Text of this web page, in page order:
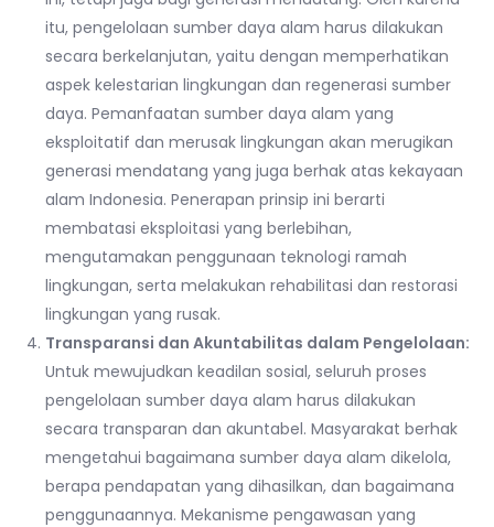
itu, pengelolaan sumber daya alam harus dilakukan
secara berkelanjutan, yaitu dengan memperhatikan
aspek kelestarian lingkungan dan regenerasi sumber
daya. Pemanfaatan sumber daya alam yang
eksploitatif dan merusak lingkungan akan merugikan
generasi mendatang yang juga berhak atas kekayaan
alam Indonesia. Penerapan prinsip ini berarti
membatasi eksploitasi yang berlebihan,
mengutamakan penggunaan teknologi ramah
lingkungan, serta melakukan rehabilitasi dan restorasi
lingkungan yang rusak.
Transparansi dan Akuntabilitas dalam Pengelolaan:
Untuk mewujudkan keadilan sosial, seluruh proses
pengelolaan sumber daya alam harus dilakukan
secara transparan dan akuntabel. Masyarakat berhak
mengetahui bagaimana sumber daya alam dikelola,
berapa pendapatan yang dihasilkan, dan bagaimana
penggunaannya. Mekanisme pengawasan yang